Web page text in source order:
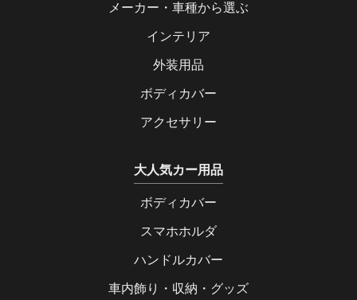
メーカー・車種から選ぶ
インテリア
外装用品
ボディカバー
アクセサリー
大人気カー用品
ボディカバー
スマホホルダ
ハンドルカバー
車内飾り・収納・グッズ